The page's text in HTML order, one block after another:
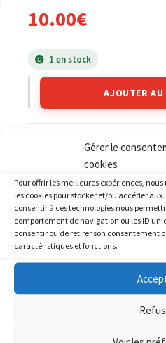
Gérer le
cookies
Pour offrir les meilleures expériences,
les cookies pour stocker et/ou accéder
consentir à ces technologies nous
comportement de navigation ou les ID
consentir ou de retirer son consentement
caractéristiques et fonctions.
10.00€
1 en stock
AJOUTER AU
KAWASAKI
PRODUITS SIMILAIRES